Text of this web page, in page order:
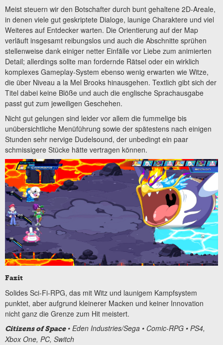
Meist steuern wir den Botschafter durch bunt gehaltene 2D-Areale,
in denen viele gut geskriptete Dialoge, launige Charaktere und viel
Weiteres auf Entdecker warten. Die Orientierung auf der Map
verläuft insgesamt reibungslos und auch die Abschnitte sprühen
stellenweise dank einiger netter Einfälle vor Liebe zum animierten
Detail; allerdings sollte man fordernde Rätsel oder ein wirklich
komplexes Gameplay-System ebenso wenig erwarten wie Witze,
die über Niveau a la Mel Brooks hinausgehen. Textlich gibt sich der
Titel dabei keine Blöße und auch die englische Sprachausgabe
passt gut zum jeweiligen Geschehen.
Nicht gut gelungen sind leider vor allem die fummelige bis
unübersichtliche Menüführung sowie der spätestens nach einigen
Stunden sehr nervige Dudelsound, der unbedingt ein paar
schmissigere Stücke hätte vertragen können.
Fazit
Solides Sci-Fi-RPG, das mit Witz und launigem Kampfsystem
punktet, aber aufgrund kleinerer Macken und keiner Innovation
nicht ganz die Grenze zum Hit meistert.
Citizens of Space• Eden Industries/Sega • Comic-RPG • PS4,
Xbox One, PC, Switch